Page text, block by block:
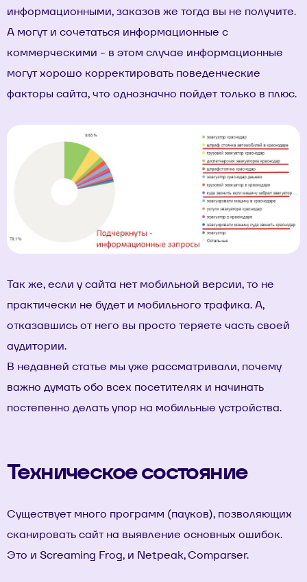
информационными, заказов же тогда вы не получите.
А могут и сочетаться информационные с
коммерческими - в этом случае информационные
могут хорошо корректировать поведенческие
факторы сайта, что однозначно пойдет только в плюс.
Так же, если у сайта нет мобильной версии, то не
практически не будет и мобильного трафика. А,
отказавшись от него вы просто теряете часть своей
аудитории.
В недавней статье мы уже рассматривали, почему
важно думать обо всех посетителях и начинать
постепенно делать упор на мобильные устройства.
Техническое состояние
Существует много программ (пауков), позволяющих
сканировать сайт на выявление основных ошибок.
Это и Screaming Frog, и Netpeak, Comparser.